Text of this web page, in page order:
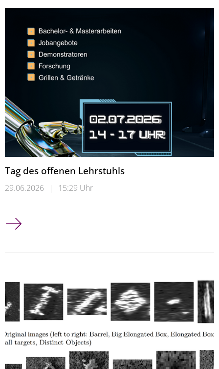
Tag des offenen Lehrstuhls
29.06.2026 | 15:29 Uhr
Tag des offenen Lehrstuhls